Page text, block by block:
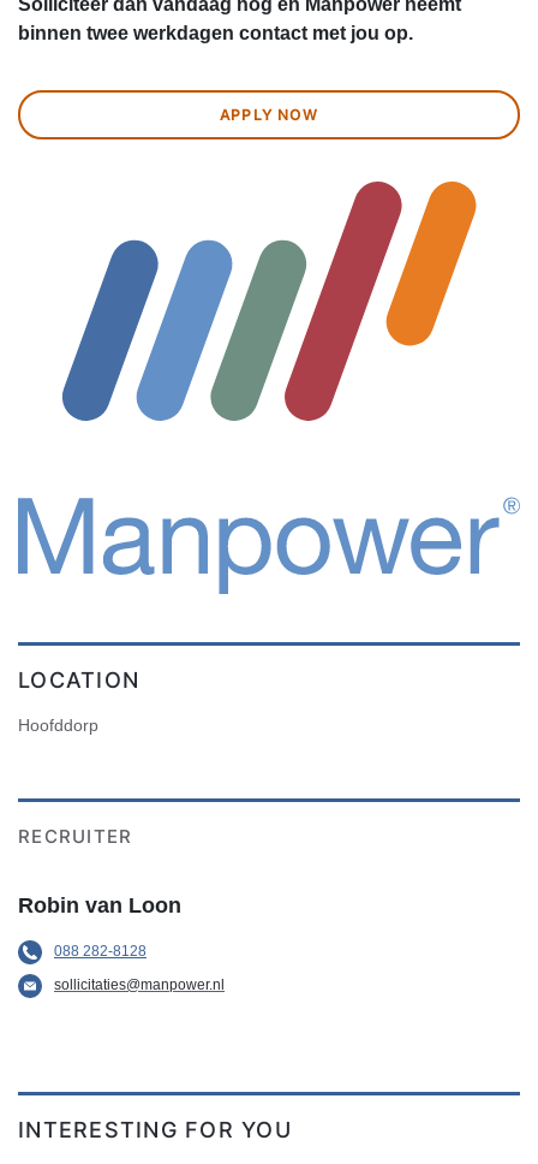
Solliciteer dan vandaag nog en Manpower neemt
binnen twee werkdagen contact met jou op.
APPLY NOW
LOCATION
Hoofddorp
RECRUITER
Robin van Loon
088 282-8128
sollicitaties@manpower.nl
INTERESTING FOR YOU